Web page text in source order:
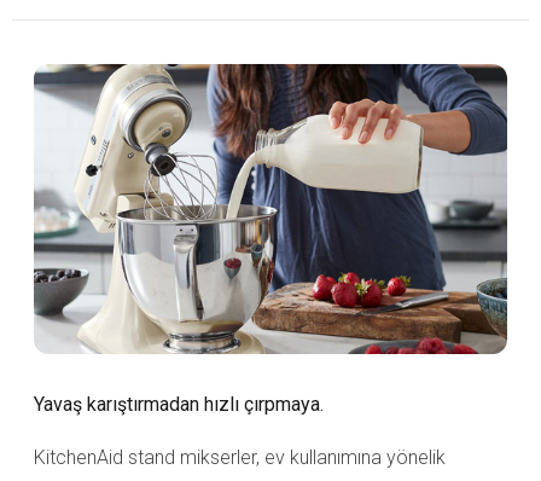
Yavaş karıştırmadan hızlı çırpmaya.
KitchenAid stand mikserler, ev kullanımına yönelik